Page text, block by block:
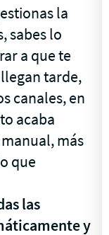
la
sabes lo
a que te
tarde,
canales, en
acaba
más
que
las
y